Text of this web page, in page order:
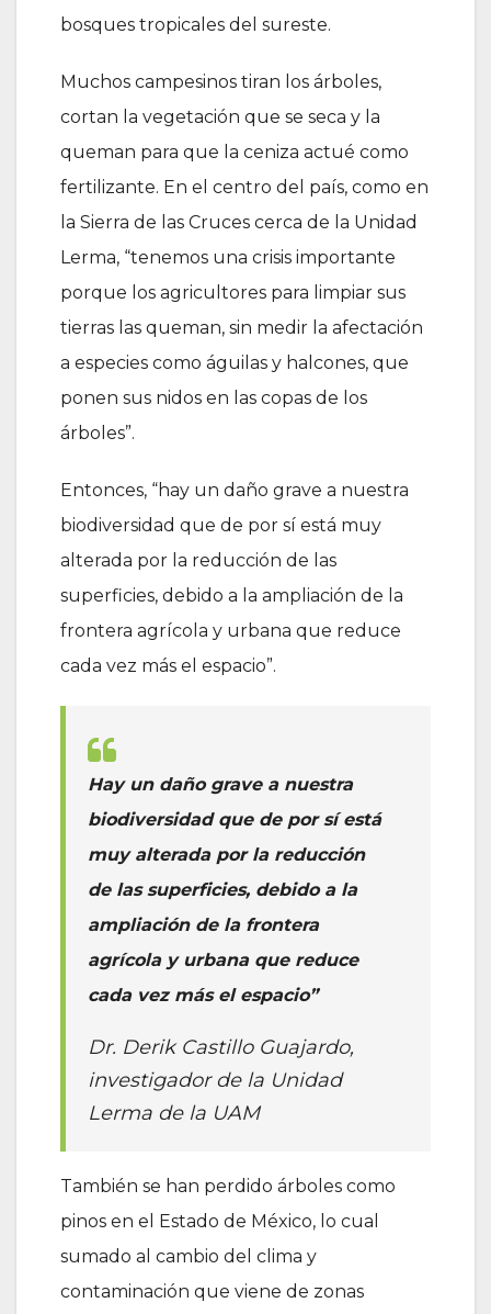
bosques tropicales del sureste.
Muchos campesinos tiran los árboles,
cortan la vegetación que se seca y la
queman para que la ceniza actué como
fertilizante. En el centro del país, como en
la Sierra de las Cruces cerca de la Unidad
Lerma, “tenemos una crisis importante
porque los agricultores para limpiar sus
tierras las queman, sin medir la afectación
a especies como águilas y halcones, que
ponen sus nidos en las copas de los
árboles”.
Entonces, “hay un daño grave a nuestra
biodiversidad que de por sí está muy
alterada por la reducción de las
superficies, debido a la ampliación de la
frontera agrícola y urbana que reduce
cada vez más el espacio”.
Hay un daño grave a nuestra
biodiversidad que de por sí está
muy alterada por la reducción
de las superficies, debido a la
ampliación de la frontera
agrícola y urbana que reduce
cada vez más el espacio”
Dr. Derik Castillo Guajardo,
investigador de la Unidad
Lerma de la UAM
También se han perdido árboles como
pinos en el Estado de México, lo cual
sumado al cambio del clima y
contaminación que viene de zonas